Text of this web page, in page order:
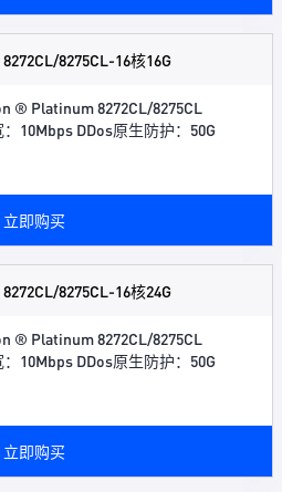
8275CL-16核16G
® Platinum 8272CL/8275CL
10Mbps DDos原生防护：50G
立即购买
8275CL-16核24G
® Platinum 8272CL/8275CL
10Mbps DDos原生防护：50G
立即购买